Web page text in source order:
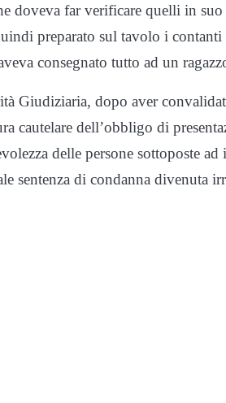
doveva far verificare quelli in suo
preparato sul tavolo i
consegnato tutto ad un
Giudiziaria, dopo aver
cautelare dell’obbligo di
delle persone sottoposte
sentenza di condanna divenuta